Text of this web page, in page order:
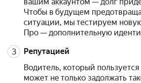
Чтобы в будущем
ситуации, мы тестируем
Про — дополнительную
Репутацией
Водитель, который
может не только задолжать